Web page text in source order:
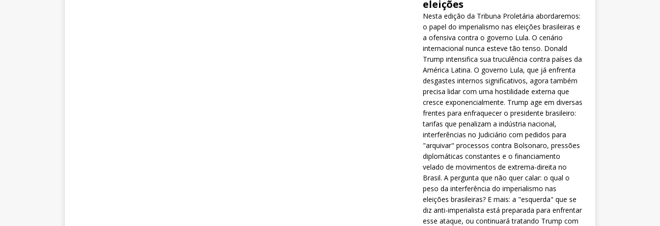
eleições
Nesta edição da Tribuna Proletária abordaremos:
o papel do imperialismo nas eleições brasileiras e
a ofensiva contra o governo Lula. O cenário
internacional nunca esteve tão tenso. Donald
Trump intensifica sua truculência contra países da
América Latina. O governo Lula, que já enfrenta
desgastes internos significativos, agora também
precisa lidar com uma hostilidade externa que
cresce exponencialmente. Trump age em diversas
frentes para enfraquecer o presidente brasileiro:
tarifas que penalizam a indústria nacional,
interferências no Judiciário com pedidos para
"arquivar" processos contra Bolsonaro, pressões
diplomáticas constantes e o financiamento
velado de movimentos de extrema-direita no
Brasil. A pergunta que não quer calar: o qual o
peso da interferência do imperialismo nas
eleições brasileiras? E mais: a "esquerda" que se
diz anti-imperialista está preparada para enfrentar
esse ataque, ou continuará tratando Trump com